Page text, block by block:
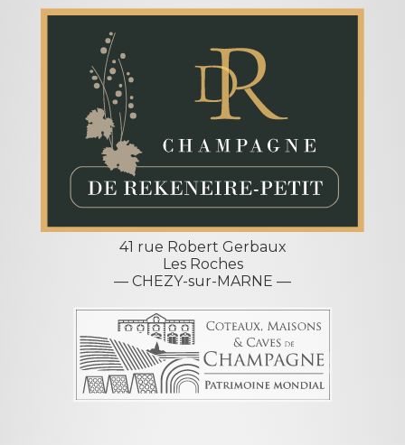
41 rue Robert Gerbaux
Les Roches
— CHEZY-sur-MARNE —